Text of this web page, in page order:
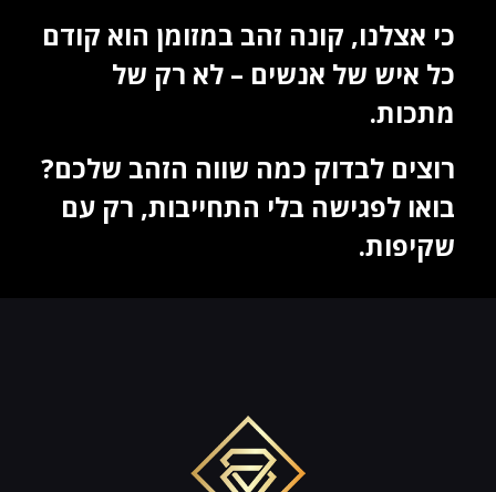
כי אצלנו, קונה זהב במזומן הוא קודם
כל איש של אנשים – לא רק של
מתכות.
רוצים לבדוק כמה שווה הזהב שלכם?
בואו לפגישה בלי התחייבות, רק עם
שקיפות.